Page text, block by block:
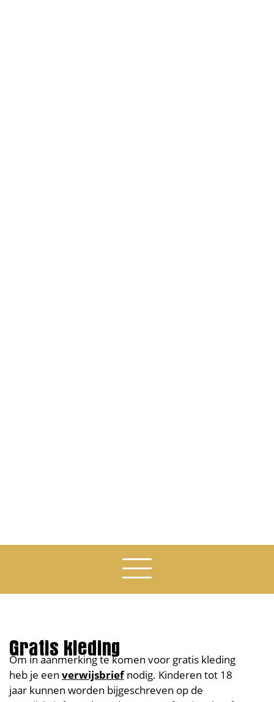
Om in aanmerking te komen voor gratis kleding
heb je een verwijsbriefnodig. Kinderen tot 18
jaar kunnen worden bijgeschreven op de